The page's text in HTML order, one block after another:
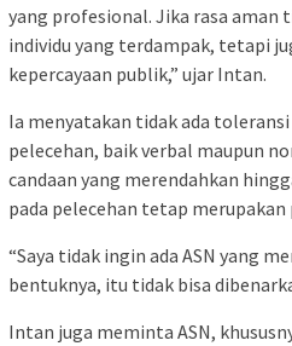
yang profesional. Jika rasa aman
individu yang terdampak, tetapi
kepercayaan publik,” ujar Intan.
Ia menyatakan tidak ada
pelecehan, baik verbal maupun
candaan yang merendahkan
pada pelecehan tetap merupakan
“Saya tidak ingin ada ASN yang
bentuknya, itu tidak bisa
Intan juga meminta ASN,